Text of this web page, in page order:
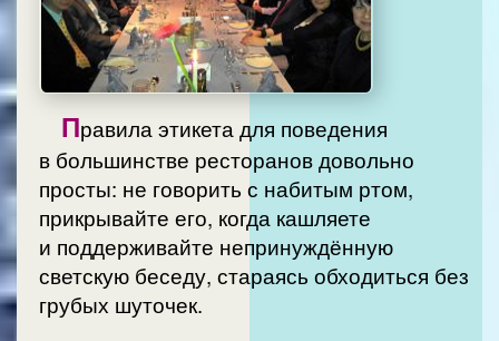
Правила этикета для поведения
в большинстве ресторанов довольно
просты: не говорить с набитым ртом,
прикрывайте его, когда кашляете
и поддерживайте непринуждённую
светскую беседу, стараясь обходиться без
грубых шуточек.